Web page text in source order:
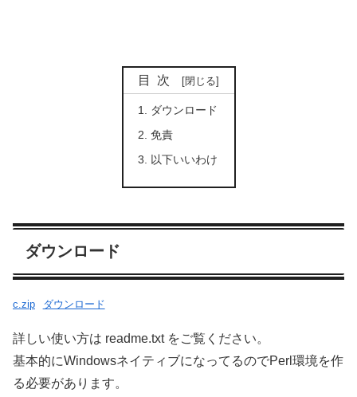
目次
ダウンロード
免責
以下いいわけ
ダウンロード
c.zip ダウンロード
詳しい使い方は readme.txt をご覧ください。
基本的にWindowsネイティブになってるのでPerl環境を作
る必要があります。